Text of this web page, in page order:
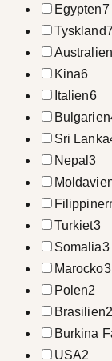
Egypten7
Tyskland7
Australien
Kina6
Italien6
Bulgarien
Sri Lanka
Nepal3
Turkiet3
Somalia3
Marocko3
Polen2
Brasilien2
Burkina
USA2